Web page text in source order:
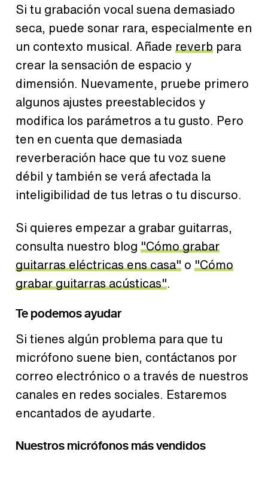
Si tu grabación vocal suena demasiado
seca, puede sonar rara, especialmente en
un contexto musical. Añade reverb para
crear la sensación de espacio y
dimensión. Nuevamente, pruebe primero
algunos ajustes preestablecidos y
modifica los parámetros a tu gusto. Pero
ten en cuenta que demasiada
reverberación hace que tu voz suene
débil y también se verá afectada la
inteligibilidad de tus letras o tu discurso.
Si quieres empezar a grabar guitarras,
consulta nuestro blog "Cómo grabar
guitarras eléctricas ens casa" o "Cómo
grabar guitarras acústicas".
Te podemos ayudar
Si tienes algún problema para que tu
micrófono suene bien, contáctanos por
correo electrónico o a través de nuestros
canales en redes sociales. Estaremos
encantados de ayudarte.
Nuestros micrófonos más vendidos